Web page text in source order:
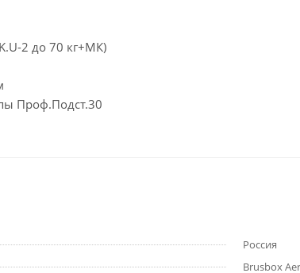
2 до 70 кг+МК)
Проф.Подст.30
Россия
Brusbox